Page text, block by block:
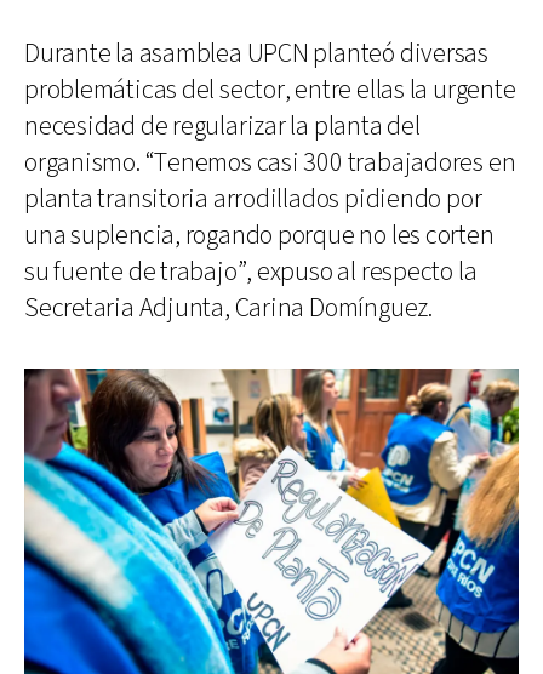
Durante la asamblea UPCN planteó diversas
problemáticas del sector, entre ellas la urgente
necesidad de regularizar la planta del
organismo. “Tenemos casi 300 trabajadores en
planta transitoria arrodillados pidiendo por
una suplencia, rogando porque no les corten
su fuente de trabajo”, expuso al respecto la
Secretaria Adjunta, Carina Domínguez.